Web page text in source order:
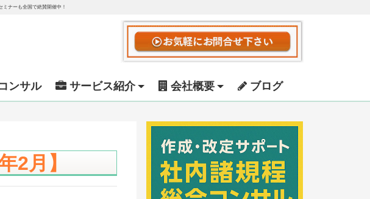
ナーも全国で絶賛開催中！
ンサル サービス紹介 会社概要 ブログ
2月】